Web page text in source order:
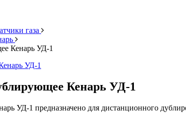
газа
Кенарь УД-1
Кенарь УД-1
УД-1 предназначено для дистанционного